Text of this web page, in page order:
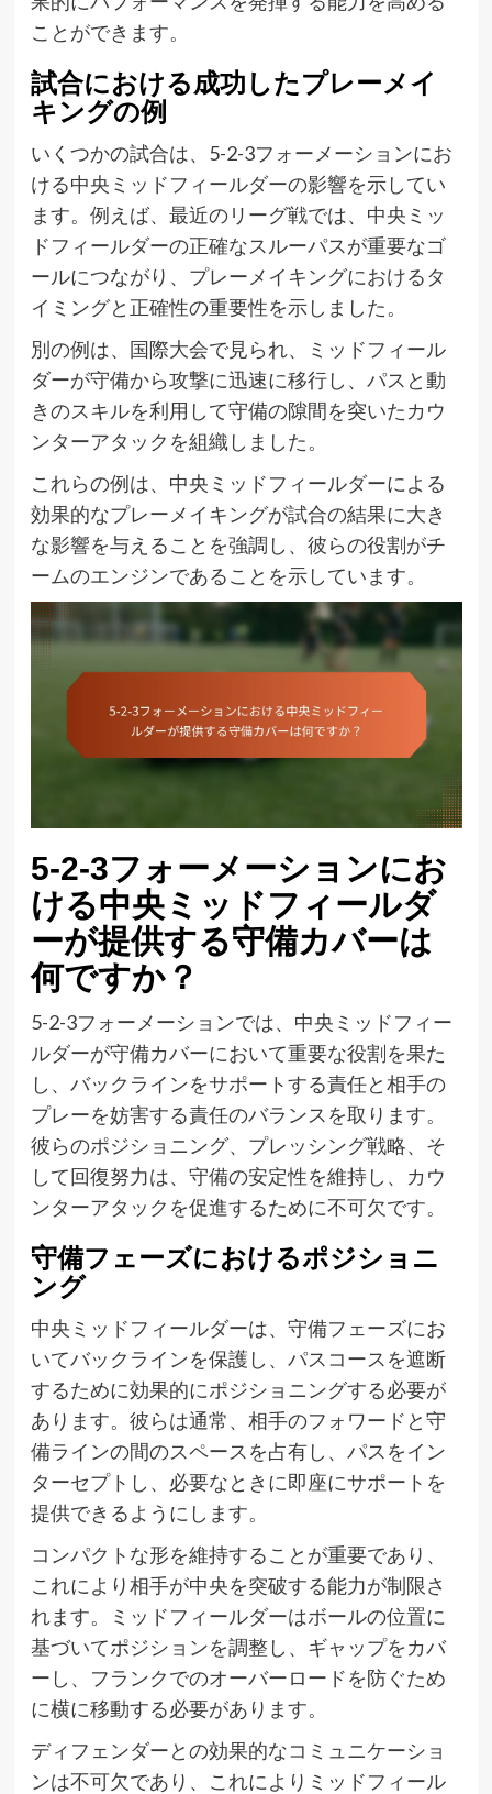
ことができます。
試合における成功したプレーメイ
キングの例
いくつかの試合は、5-2-3フォーメーションにお
ける中央ミッドフィールダーの影響を示してい
ます。例えば、最近のリーグ戦では、中央ミッ
ドフィールダーの正確なスルーパスが重要なゴ
ールにつながり、プレーメイキングにおけるタ
イミングと正確性の重要性を示しました。
別の例は、国際大会で見られ、ミッドフィール
ダーが守備から攻撃に迅速に移行し、パスと動
きのスキルを利用して守備の隙間を突いたカウ
ンターアタックを組織しました。
これらの例は、中央ミッドフィールダーによる
効果的なプレーメイキングが試合の結果に大き
な影響を与えることを強調し、彼らの役割がチ
ームのエンジンであることを示しています。
5-2-3フォーメーションにお
ける中央ミッドフィールダ
ーが提供する守備カバーは
何ですか？
5-2-3フォーメーションでは、中央ミッドフィー
ルダーが守備カバーにおいて重要な役割を果た
し、バックラインをサポートする責任と相手の
プレーを妨害する責任のバランスを取ります。
彼らのポジショニング、プレッシング戦略、そ
して回復努力は、守備の安定性を維持し、カウ
ンターアタックを促進するために不可欠です。
守備フェーズにおけるポジショニ
ング
中央ミッドフィールダーは、守備フェーズにお
いてバックラインを保護し、パスコースを遮断
するために効果的にポジショニングする必要が
あります。彼らは通常、相手のフォワードと守
備ラインの間のスペースを占有し、パスをイン
ターセプトし、必要なときに即座にサポートを
提供できるようにします。
コンパクトな形を維持することが重要であり、
これにより相手が中央を突破する能力が制限さ
れます。ミッドフィールダーはボールの位置に
基づいてポジションを調整し、ギャップをカバ
ーし、フランクでのオーバーロードを防ぐため
に横に移動する必要があります。
ディフェンダーとの効果的なコミュニケーショ
ンは不可欠であり、これによりミッドフィール